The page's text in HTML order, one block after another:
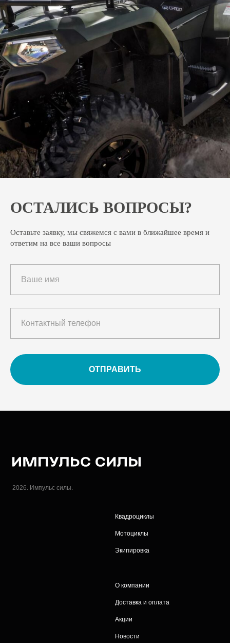
ОСТАЛИСЬ ВОПРОСЫ?
Оставьте заявку, мы свяжемся с вами в ближайшее время и
ответим на все ваши вопросы
ОТПРАВИТЬ
2026. Импульс силы.
Квадроциклы
Мотоциклы
Экипировка
О компании
Доставка и оплата
Акции
Новости